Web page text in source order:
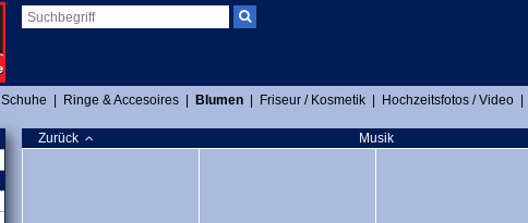
Schuhe Ringe & Accesoires Blumen Friseur / Kosmetik Hochzeitsfotos / Video
Zurück Musik